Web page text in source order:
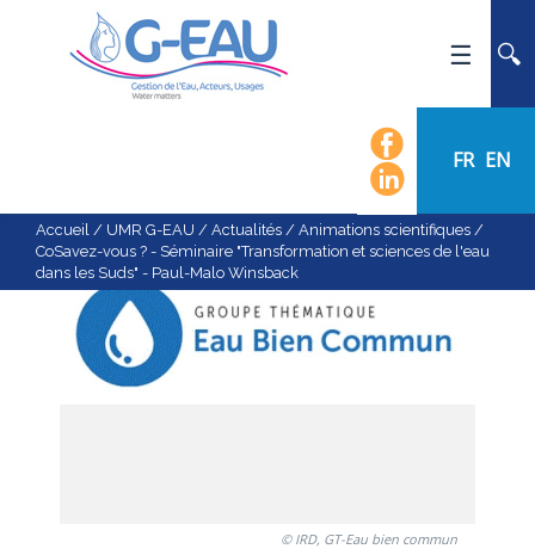
FR EN
ACTUALITÉS
AGENDA
CALENDRIER DES ÉVÈNEMENTS
ORGANIGRAMME
LISTE DU PERSONNEL
Accueil / UMR G-EAU / Actualités / Animations scientifiques /
CoSavez-vous ? - Séminaire "Transformation et sciences de l'eau
dans les Suds" - Paul-Malo Winsback
© IRD, GT-Eau bien commun